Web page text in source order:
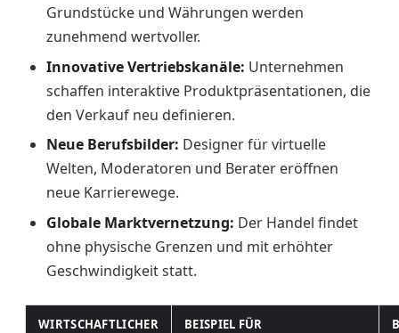
Grundstücke und Währungen werden
zunehmend wertvoller.
Innovative Vertriebskanäle: Unternehmen
schaffen interaktive Produktpräsentationen, die
den Verkauf neu definieren.
Neue Berufsbilder: Designer für virtuelle
Welten, Moderatoren und Berater eröffnen
neue Karrierewege.
Globale Marktvernetzung: Der Handel findet
ohne physische Grenzen und mit erhöhter
Geschwindigkeit statt.
WIRTSCHAFTLICHER
BEISPIEL FÜR